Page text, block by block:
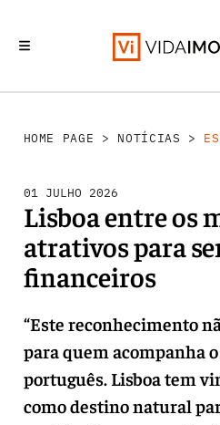
HOME PAGE > NOTÍCIAS >
01 JULHO 2026
Lisboa entre os
atrativos para
financeiros
“Este reconhecimento
para quem acompanha
português. Lisboa tem
como destino natural